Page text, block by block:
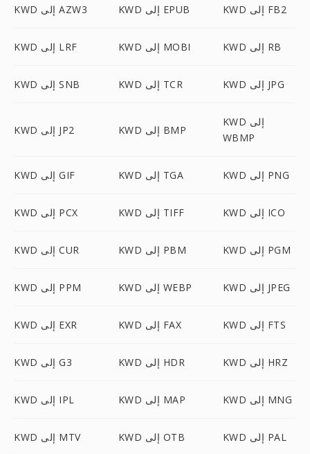
KWD إلى AZW3 KWD إلى EPUB KWD إلى FB2
KWD إلى LRF KWD إلى MOBI KWD إلى RB
KWD إلى SNB KWD إلى TCR KWD إلى JPG
KWD إلى JP2 KWD إلى BMP
KWD إلى
WBMP
KWD إلى GIF KWD إلى TGA KWD إلى PNG
KWD إلى PCX KWD إلى TIFF KWD إلى ICO
KWD إلى CUR KWD إلى PBM KWD إلى PGM
KWD إلى PPM KWD إلى WEBP KWD إلى JPEG
KWD إلى EXR KWD إلى FAX KWD إلى FTS
KWD إلى G3 KWD إلى HDR KWD إلى HRZ
KWD إلى IPL KWD إلى MAP KWD إلى MNG
KWD إلى MTV KWD إلى OTB KWD إلى PAL